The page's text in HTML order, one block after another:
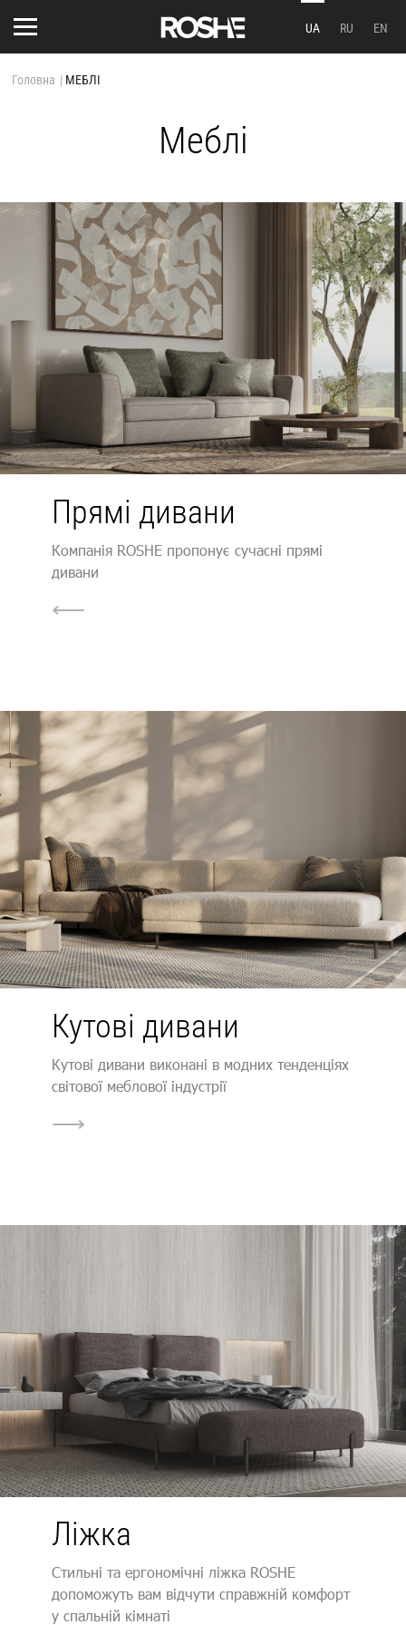
UA RU EN
Головна | МЕБЛІ
Меблі
Прямі дивани
Компанія ROSHE пропонує сучасні прямі
дивани
⟵
.
Кутові дивани
Кутові дивани виконані в модних тенденціях
світової меблової індустрії
⟶
Ліжка
Стильні та ергономічні ліжка ROSHE
допоможуть вам відчути справжній комфорт
у спальній кімнаті